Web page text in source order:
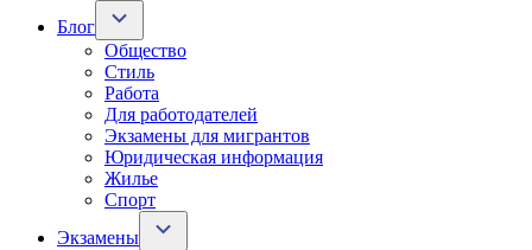
Блог
Общество
Стиль
Работа
Для работодателей
Экзамены для мигрантов
Юридическая информация
Жилье
Спорт
Экзамены